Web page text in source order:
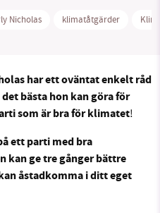
inlägg
BlueSky
Nicholas klimatåtgärder
har ett oväntat enkelt råd
bästa hon kan göra för
som är bra för klimatet!
ett parti med bra
kan ge tre gånger bättre
åstadkomma i ditt eget
framtid. Sedan
redaktion drivit
genom